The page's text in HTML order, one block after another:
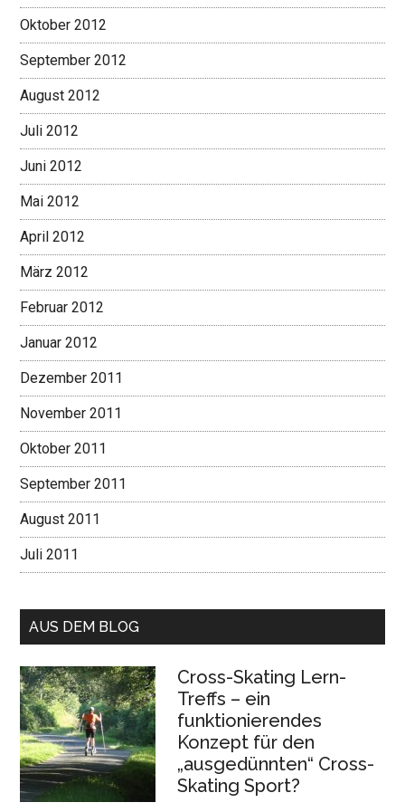
Oktober 2012
September 2012
August 2012
Juli 2012
Juni 2012
Mai 2012
April 2012
März 2012
Februar 2012
Januar 2012
Dezember 2011
November 2011
Oktober 2011
September 2011
August 2011
Juli 2011
AUS DEM BLOG
Cross-Skating Lern-
Treffs – ein
funktionierendes
Konzept für den
„ausgedünnten“ Cross-
Skating Sport?